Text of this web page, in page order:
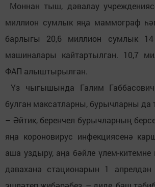
Моннан тыш, дәвалау
миллион сумлык яңа маммограф
барлыгы 20,6 миллион сумлык
машиналары кайтартылган. 10,7
ФАП алыштырылган.
Үз чыгышында Галим
булган максатларны, бурычларны да
– Әйтик, беренчел бурычларның
яңа короновирус инфекциясенә
аша уздыру, аңа бәйле үлем-китемне
дәваханә стационарын 1